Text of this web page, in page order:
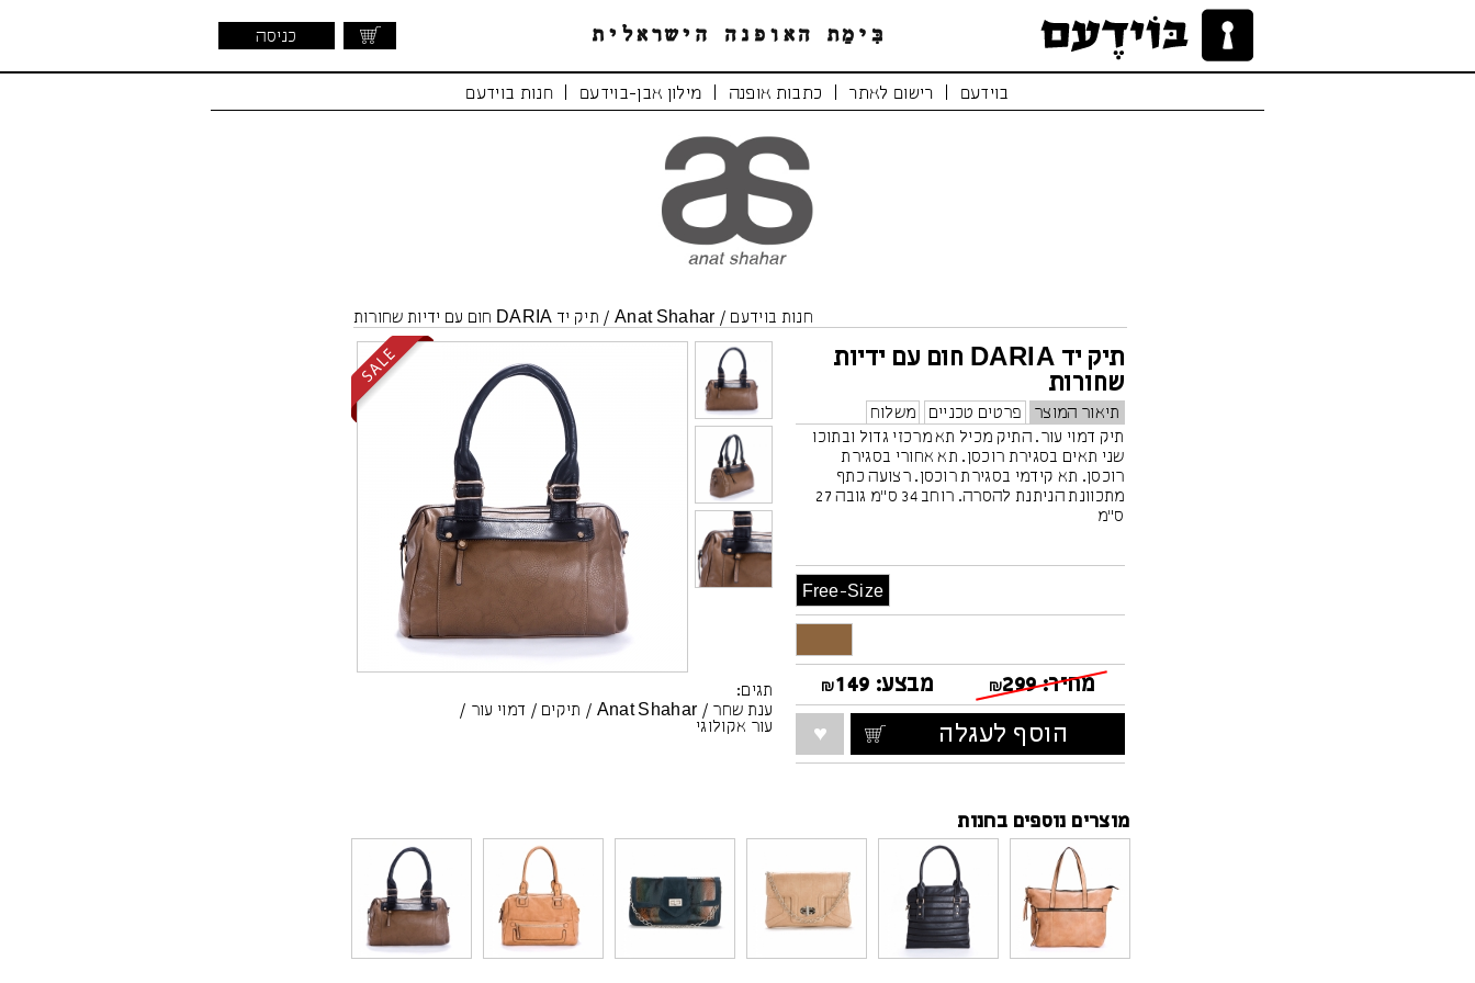
כניסה
בוידעם רישום לאתר כתבות אופנה מילון אבן-בוידעם חנות בוידעם
חנות בוידעם /
Anat Shahar
/ תיק יד DARIA חום עם ידיות שחורות
תיק יד DARIA חום עם ידיות
שחורות
תיאור המוצר פרטים טכניים
משלוח
תיק דמוי עור. התיק מכיל תא מרכזי גדול ובתוכו
שני תאים בסגירת רוכסן. תא אחורי בסגירת
רוכסן. תא קידמי בסגירת רוכסן. רצועה כתף
מתכוונת הניתנת להסרה. רוחב 34 ס"מ גובה 27
ס"מ
Free-Size
מחיר: ₪299 מבצע: ₪149
הוסף לעגלה
תגים:
ענת שחר /
Anat Shahar
/ תיקים / דמוי עור /
עור אקולוגי
מוצרים נוספים בחנות